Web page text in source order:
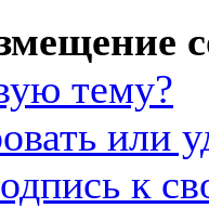
тему?
или
к